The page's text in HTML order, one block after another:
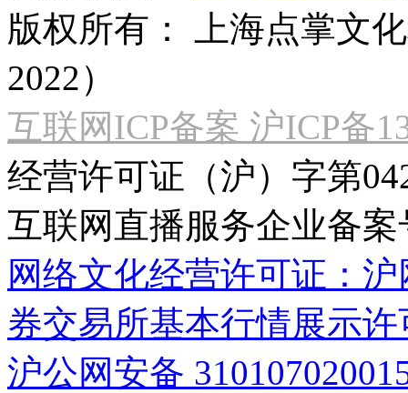
版权所有：
上海点掌文
2022）
互联网ICP备案 沪ICP备
经营许可证（沪）字第
互联网直播服务企业备案
网络文化经营许可证：
券交易所基本行情展示许
沪公网安备